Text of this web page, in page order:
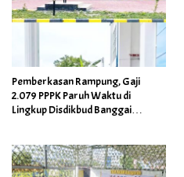
Pemberkasan Rampung, Gaji
2.079 PPPK Paruh Waktu di
Lingkup Disdikbud Banggai